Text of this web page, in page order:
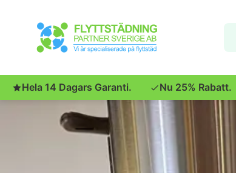
Hela 14 Dagars Garanti. Nu 25% Rabatt.